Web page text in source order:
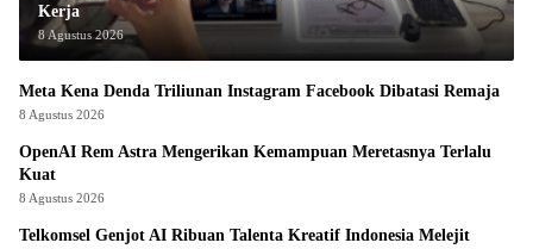
Kerja
8 Agustus 2026
Meta Kena Denda Triliunan Instagram Facebook Dibatasi Remaja
8 Agustus 2026
OpenAI Rem Astra Mengerikan Kemampuan Meretasnya Terlalu
Kuat
8 Agustus 2026
Telkomsel Genjot AI Ribuan Talenta Kreatif Indonesia Melejit